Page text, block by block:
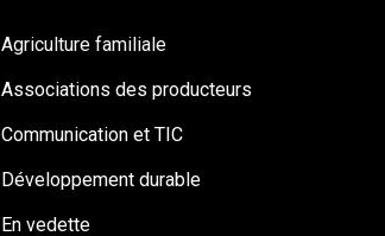
Agriculture familiale
Associations des producteurs
Communication et TIC
Développement durable
En vedette